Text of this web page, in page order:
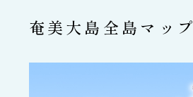
奄美大島全島マップ